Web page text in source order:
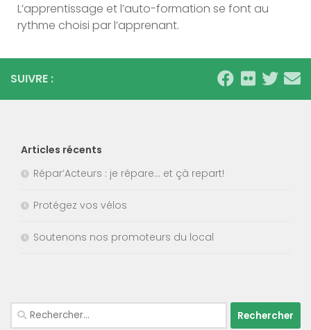
L’apprentissage et l’auto-formation se font au
rythme choisi par l’apprenant.
SUIVRE :
Articles récents
Répar’Acteurs : je répare… et çà repart!
Protégez vos vélos
Soutenons nos promoteurs du local
Rechercher :